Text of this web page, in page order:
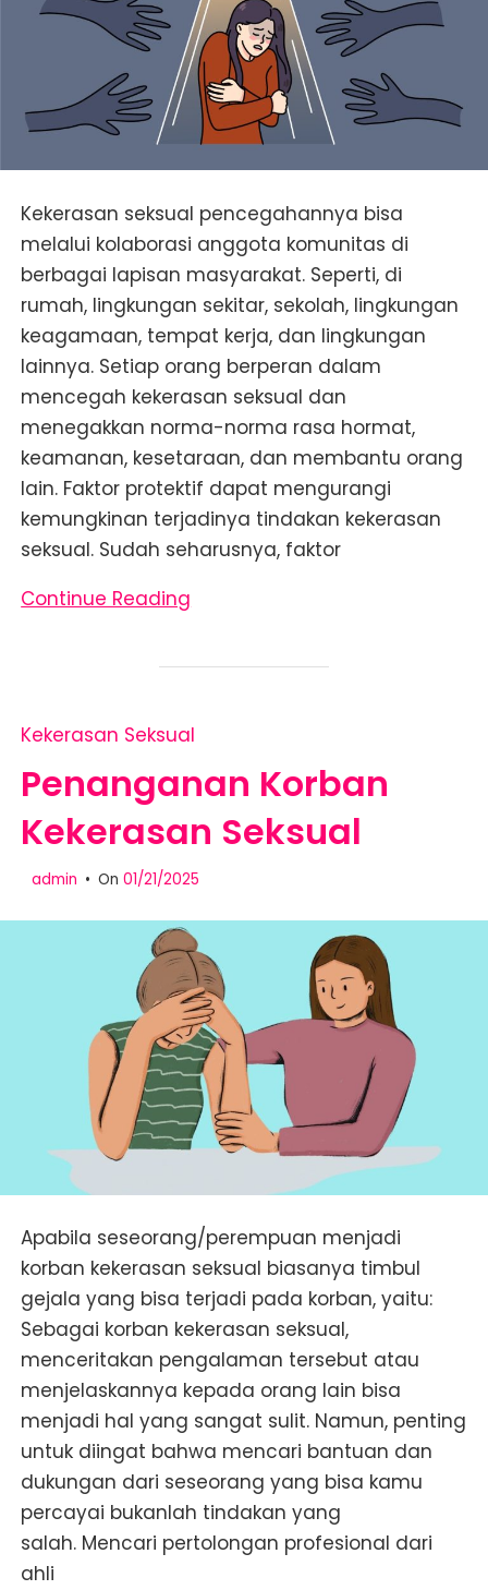
Kekerasan seksual pencegahannya bisa
melalui kolaborasi anggota komunitas di
berbagai lapisan masyarakat. Seperti, di
rumah, lingkungan sekitar, sekolah, lingkungan
keagamaan, tempat kerja, dan lingkungan
lainnya. Setiap orang berperan dalam
mencegah kekerasan seksual dan
menegakkan norma-norma rasa hormat,
keamanan, kesetaraan, dan membantu orang
lain. Faktor protektif dapat mengurangi
kemungkinan terjadinya tindakan kekerasan
seksual. Sudah seharusnya, faktor
Continue Reading
Kekerasan Seksual
Penanganan Korban
Kekerasan Seksual
admin On 01/21/2025
Apabila seseorang/perempuan menjadi
korban kekerasan seksual biasanya timbul
gejala yang bisa terjadi pada korban, yaitu:
Sebagai korban kekerasan seksual,
menceritakan pengalaman tersebut atau
menjelaskannya kepada orang lain bisa
menjadi hal yang sangat sulit. Namun, penting
untuk diingat bahwa mencari bantuan dan
dukungan dari seseorang yang bisa kamu
percayai bukanlah tindakan yang
salah. Mencari pertolongan profesional dari
ahli